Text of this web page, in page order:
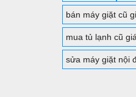
bán máy giặt cũ
mua tủ lạnh cũ
sửa máy giặt nội